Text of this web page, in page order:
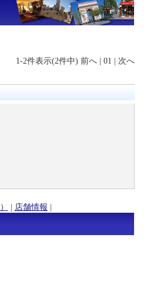
1-2件表示(2件中) 前へ | 01 | 次へ
| 店舗情報 |